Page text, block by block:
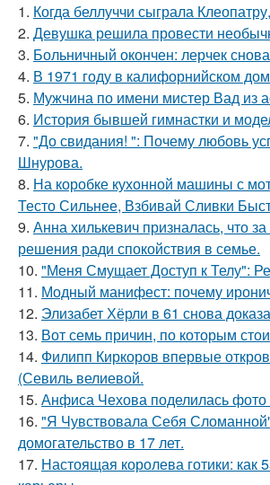
1. Когда беллуччи сыграла
2. Девушка решила провести
3. Больничный окончен: лерчек
4. В 1971 году в калифорнийском
5. Мужчина по имени мистер Вад из
6. История бывшей гимнастки и
7. "До свидания! ": Почему любовь
Шнурова.
8. На коробке кухонной машины с
Тесто Сильнее, Взбивай Сливки
9. Анна хилькевич призналась, что
решения ради спокойствия в семье.
10. "Меня Смущает Доступ к Телу":
11. Модный манифест: почему
12. Элизабет Хёрли в 61 снова
13. Вот семь причин, по которым
14. Филипп Киркоров впервые
(Севиль велиевой.
15. Анфиса Чехова поделилась фото
16. "Я Чувствовала Себя
домогательство в 17 лет.
17. Настоящая королева готики: как